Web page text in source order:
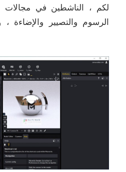
الرسوم والتصيير